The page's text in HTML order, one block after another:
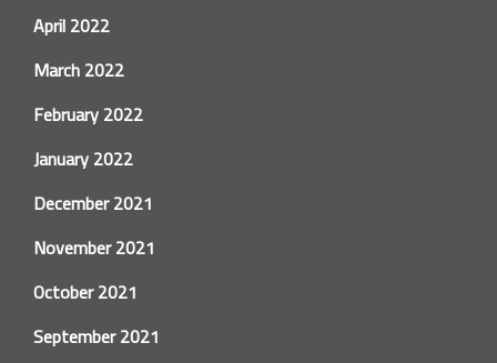
April 2022
March 2022
February 2022
January 2022
December 2021
November 2021
October 2021
September 2021